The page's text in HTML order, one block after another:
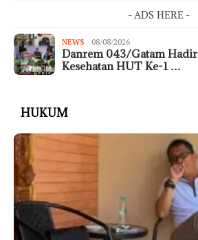
- ADS HERE -
NEWS 08/08/2026
Danrem 043/Gatam
Kesehatan HUT Ke-1 …
HUKUM